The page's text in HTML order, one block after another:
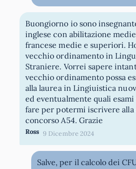
Buongiorno io sono
inglese con abilitazione medie e superiori e
francese medie e superiori.
vecchio ordinamento in
Straniere. Vorrei sapere
vecchio ordinamento possa
alla laurea in Lingiuistica
ed eventualmente quali
fare per potermi iscrivere alla
concorso A54. Grazie
Ross 9 Dicembre 2024
Salve, per il calcolo dei